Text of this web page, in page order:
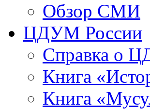
Обзор СМИ
ЦДУМ России
Справка о
Книга
Книга